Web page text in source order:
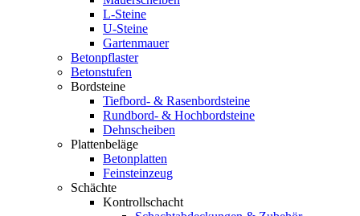
L-Steine
U-Steine
Gartenmauer
Betonpflaster
Betonstufen
Bordsteine
Tiefbord- & Rasenbordsteine
Rundbord- & Hochbordsteine
Dehnscheiben
Plattenbeläge
Betonplatten
Feinsteinzeug
Schächte
Kontrollschacht